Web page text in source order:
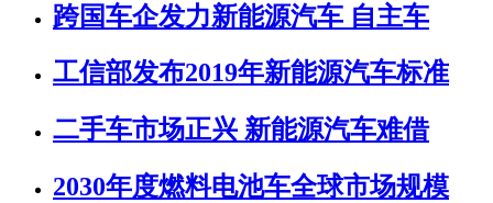
跨国车企发力新能源汽车 自主车
工信部发布2019年新能源汽车标准
二手车市场正兴 新能源汽车难借
2030年度燃料电池车全球市场规模